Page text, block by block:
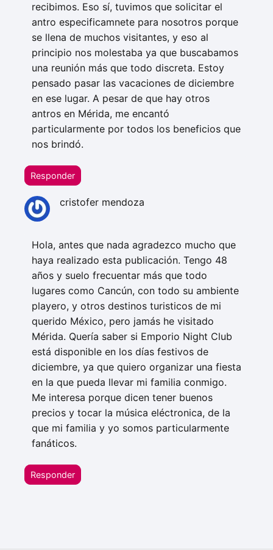
recibimos. Eso sí, tuvimos que solicitar el
antro especificamnete para nosotros porque
se llena de muchos visitantes, y eso al
principio nos molestaba ya que buscabamos
una reunión más que todo discreta. Estoy
pensado pasar las vacaciones de diciembre
en ese lugar. A pesar de que hay otros
antros en Mérida, me encantó
particularmente por todos los beneficios que
nos brindó.
Responder
cristofer mendoza
Hola, antes que nada agradezco mucho que
haya realizado esta publicación. Tengo 48
años y suelo frecuentar más que todo
lugares como Cancún, con todo su ambiente
playero, y otros destinos turisticos de mi
querido México, pero jamás he visitado
Mérida. Quería saber si Emporio Night Club
está disponible en los días festivos de
diciembre, ya que quiero organizar una fiesta
en la que pueda llevar mi familia conmigo.
Me interesa porque dicen tener buenos
precios y tocar la música eléctronica, de la
que mi familia y yo somos particularmente
fanáticos.
Responder